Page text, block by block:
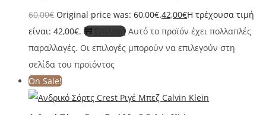
60,00€ Original price was: 60,00€.42,00€Η τρέχουσα τιμή
είναι: 42,00€.
Επιλογή Αυτό το προϊόν έχει πολλαπλές
παραλλαγές. Οι επιλογές μπορούν να επιλεγούν στη
σελίδα του προϊόντος
On Sale!